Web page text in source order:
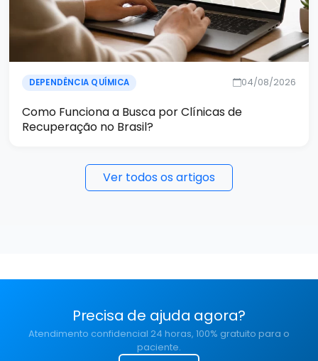
DEPENDÊNCIA QUÍMICA 04/08/2026
Como Funciona a Busca por Clínicas de
Recuperação no Brasil?
Ver todos os artigos
Precisa de ajuda agora?
Atendimento confidencial 24 horas, 100% gratuito para o
paciente.